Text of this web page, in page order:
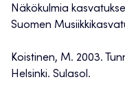
Näkökulmia
Suomen
Koistinen, M. 2003.
Helsinki. Sulasol.